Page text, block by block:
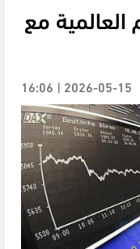
مع
2026-05-15 | 16:06